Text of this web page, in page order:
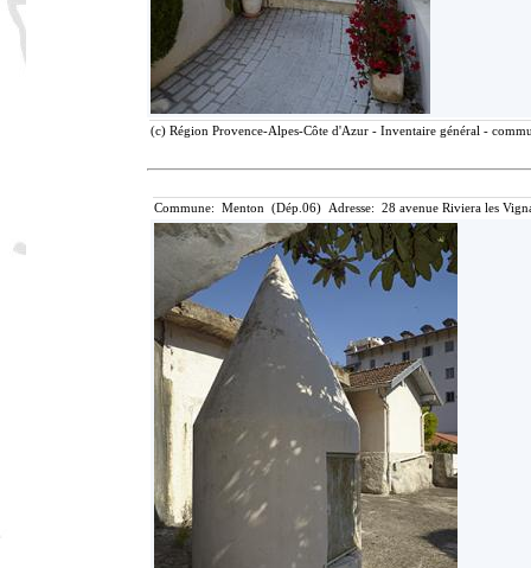
(c) Région Provence-Alpes-Côte d'Azur - Inventaire général -
Commune: Menton (Dép.06) Adresse: 28 avenue Riviera les